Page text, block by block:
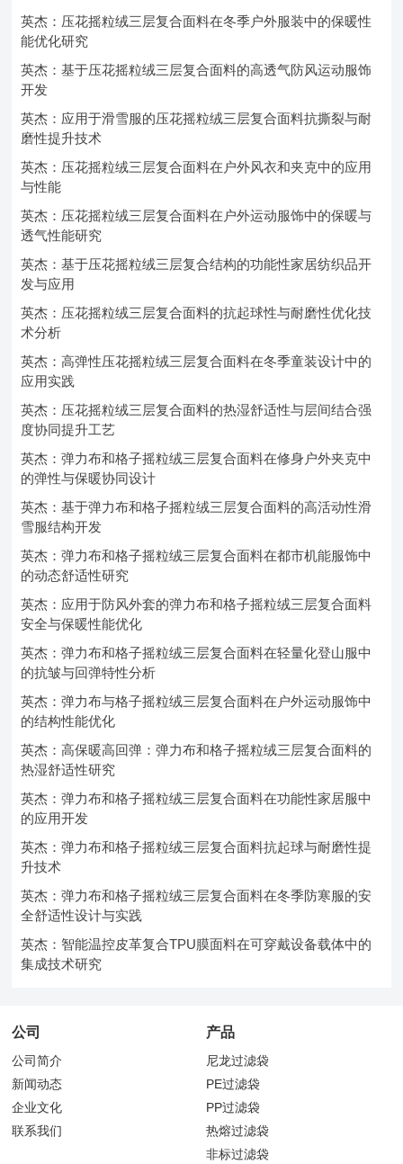
英杰：压花摇粒绒三层复合面料在冬季户外服装中的保暖性
能优化研究
英杰：基于压花摇粒绒三层复合面料的高透气防风运动服饰
开发
英杰：应用于滑雪服的压花摇粒绒三层复合面料抗撕裂与耐
磨性提升技术
英杰：压花摇粒绒三层复合面料在户外风衣和夹克中的应用
与性能
英杰：压花摇粒绒三层复合面料在户外运动服饰中的保暖与
透气性能研究
英杰：基于压花摇粒绒三层复合结构的功能性家居纺织品开
发与应用
英杰：压花摇粒绒三层复合面料的抗起球性与耐磨性优化技
术分析
英杰：高弹性压花摇粒绒三层复合面料在冬季童装设计中的
应用实践
英杰：压花摇粒绒三层复合面料的热湿舒适性与层间结合强
度协同提升工艺
英杰：弹力布和格子摇粒绒三层复合面料在修身户外夹克中
的弹性与保暖协同设计
英杰：基于弹力布和格子摇粒绒三层复合面料的高活动性滑
雪服结构开发
英杰：弹力布和格子摇粒绒三层复合面料在都市机能服饰中
的动态舒适性研究
英杰：应用于防风外套的弹力布和格子摇粒绒三层复合面料
安全与保暖性能优化
英杰：弹力布和格子摇粒绒三层复合面料在轻量化登山服中
的抗皱与回弹特性分析
英杰：弹力布与格子摇粒绒三层复合面料在户外运动服饰中
的结构性能优化
英杰：高保暖高回弹：弹力布和格子摇粒绒三层复合面料的
热湿舒适性研究
英杰：弹力布和格子摇粒绒三层复合面料在功能性家居服中
的应用开发
英杰：弹力布和格子摇粒绒三层复合面料抗起球与耐磨性提
升技术
英杰：弹力布和格子摇粒绒三层复合面料在冬季防寒服的安
全舒适性设计与实践
英杰：智能温控皮革复合TPU膜面料在可穿戴设备载体中的
集成技术研究
公司
公司简介
新闻动态
企业文化
联系我们
产品
尼龙过滤袋
PE过滤袋
PP过滤袋
热熔过滤袋
非标过滤袋